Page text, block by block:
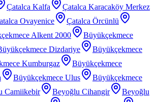
Çatalca Kalfa
Çatalca Karacaköy Merkez
Ovayenice
Çatalca Örcünlü
Alkent 2000
Büyükçekmece
Dizdariye
Büyükçekmece
Kumburgaz
Büyükçekmece
Büyükçekmece Ulus
Büyükçekmece
Camiikebir Beyoğlu Cihangir
Beyoğlu